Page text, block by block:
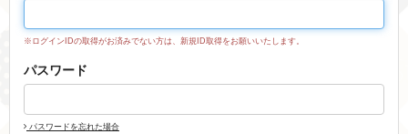
※ログインIDの取得がお済みでない方は、新規ID取得をお願いいたします。
パスワード
パスワードを忘れた場合